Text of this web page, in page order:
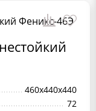
460x440x440
72